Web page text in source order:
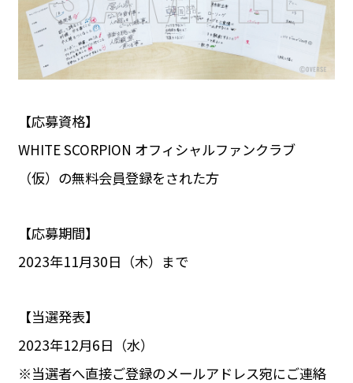
【応募資格】
WHITE SCORPION オフィシャルファンクラブ
（仮）の無料会員登録をされた方
【応募期間】
2023年11月30日（木）まで
【当選発表】
2023年12月6日（水）
※当選者へ直接ご登録のメールアドレス宛にご連絡